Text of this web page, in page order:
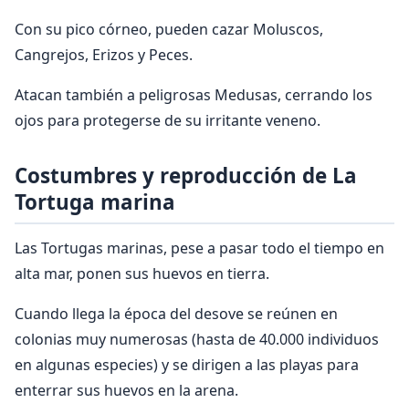
Con su pico córneo, pueden cazar Moluscos,
Cangrejos, Erizos y Peces.
Atacan también a peligrosas Medusas, cerrando los
ojos para protegerse de su irritante veneno.
Costumbres y reproducción de La
Tortuga marina
Las Tortugas marinas, pese a pasar todo el tiempo en
alta mar, ponen sus huevos en tierra.
Cuando llega la época del desove se reúnen en
colonias muy numerosas (hasta de 40.000 individuos
en algunas especies) y se dirigen a las playas para
enterrar sus huevos en la arena.